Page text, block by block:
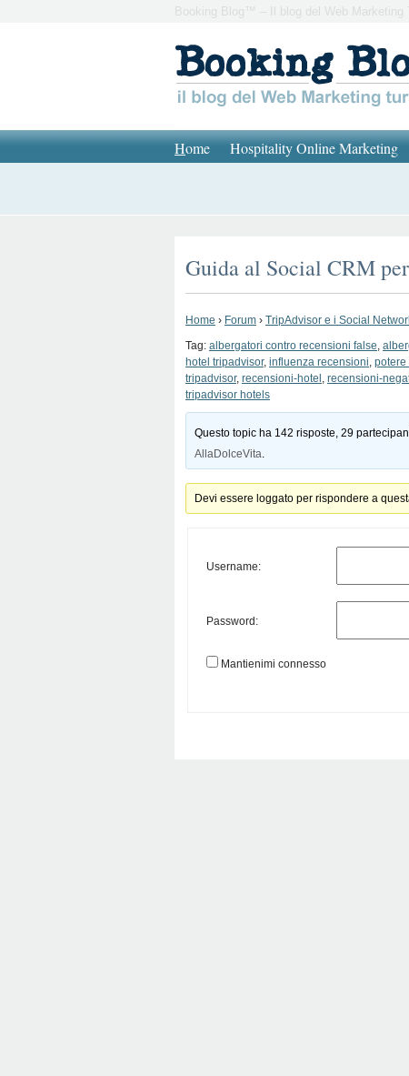
Booking Blog™ – Il blog del Web Marketing
Home Hospitality Online Marketing
Guida al Social CRM
Home › Forum › TripAdvisor e i Social
Tag: albergatori contro recensioni false,
hotel tripadvisor, influenza recensioni, potere
tripadvisor, recensioni-hotel , recensioni-
tripadvisor hotels
Questo topic ha 142 risposte, 29
AllaDolceVita.
Devi essere loggato per rispondere a
Username:
Password:
Mantienimi connesso